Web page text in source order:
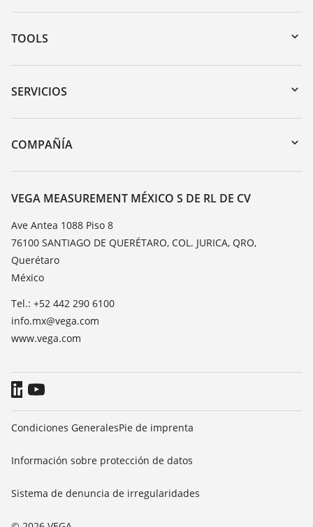
TOOLS
Zona de descarga
Búsqueda por número de serie
DTM Collection/PACTware
SERVICIOS
Devolución de instrumentos
Cursos de formacion
TeamViewer
COMPAÑÍA
Acerca de VEGA
Contacto
Notícias
Prensa
Blog
VEGA MEASUREMENT MÉXICO S DE RL DE CV
Ave Antea 1088 Piso 8
76100 SANTIAGO DE QUERÉTARO, COL. JURICA, QRO,
Querétaro
México
Tel.: +52 442 290 6100
info.mx@vega.com
www.vega.com
Condiciones GeneralesPie de imprenta
Información sobre protección de datos
Sistema de denuncia de irregularidades